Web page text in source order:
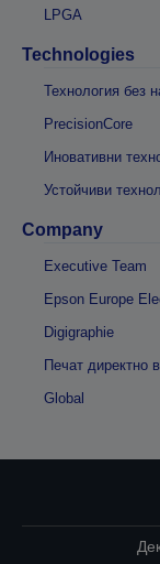
LPGA
Technologies
Технология без
PrecisionCore
Иновативни
Устойчиви
Company
Executive Team
Epson Europe
Digigraphie
Печат директно
Global